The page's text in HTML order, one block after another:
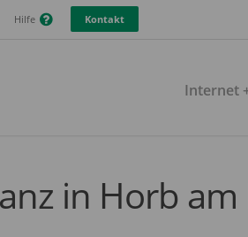
Hilfe Kontakt
Internet
in Horb